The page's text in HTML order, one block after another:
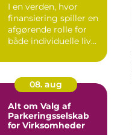
I en verden, hvor
finansiering spiller en
afgørende rolle for
både individuelle liv
08. aug
Alt om Valg af
Parkeringsselskab
for Virksomheder